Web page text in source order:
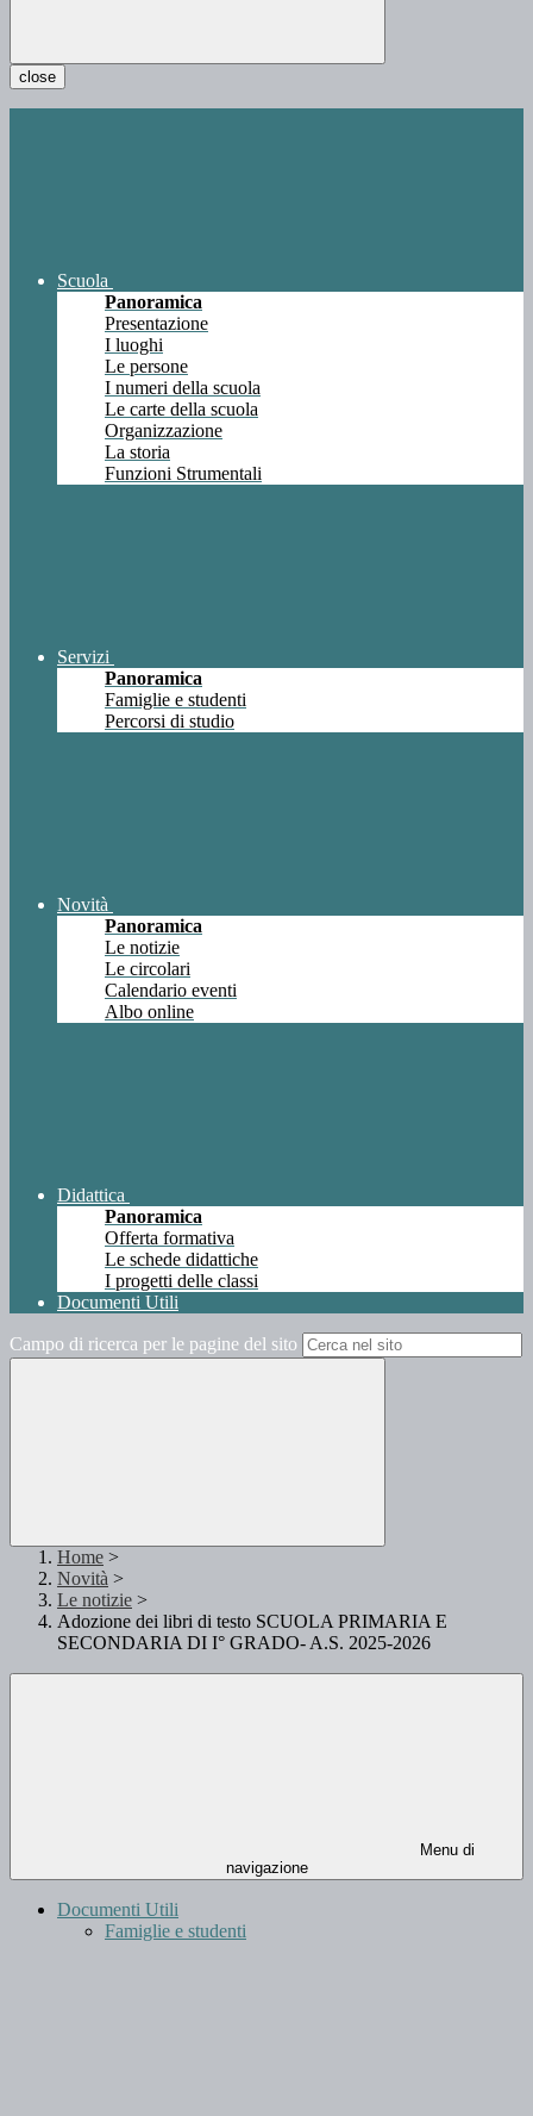
close
Scuola
Panoramica
Presentazione
I luoghi
Le persone
I numeri della scuola
Le carte della scuola
Organizzazione
La storia
Funzioni Strumentali
Servizi
Panoramica
Famiglie e studenti
Percorsi di studio
Novità
Panoramica
Le notizie
Le circolari
Calendario eventi
Albo online
Didattica
Panoramica
Offerta formativa
Le schede didattiche
I progetti delle classi
Documenti Utili
Campo di ricerca per le pagine del sito
Home >
Novità >
Le notizie >
Adozione dei libri di testo SCUOLA PRIMARIA E
SECONDARIA DI I° GRADO- A.S. 2025-2026
Menu di
navigazione
Documenti Utili
Famiglie e studenti